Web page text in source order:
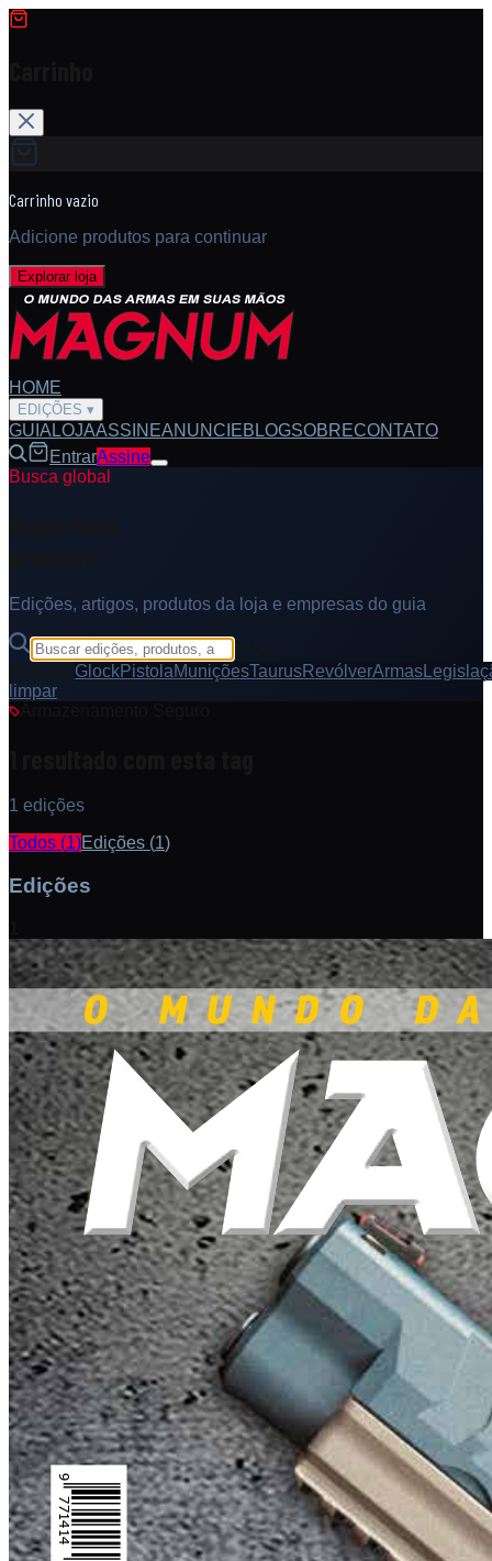
Carrinho vazio
Adicione produtos para continuar
Explorar loja
HOME
EDIÇÕES ▾
GUIA LOJAASSINEANUNCIEBLOGSOBRECONTATO
EntrarAssine
Busca global
Edições, artigos, produtos da loja e empresas do guia
GlockPistolaMuniçõesTaurusRevólverArmas
limpar
1 edições
Todos (1)Edições (1)
Edições